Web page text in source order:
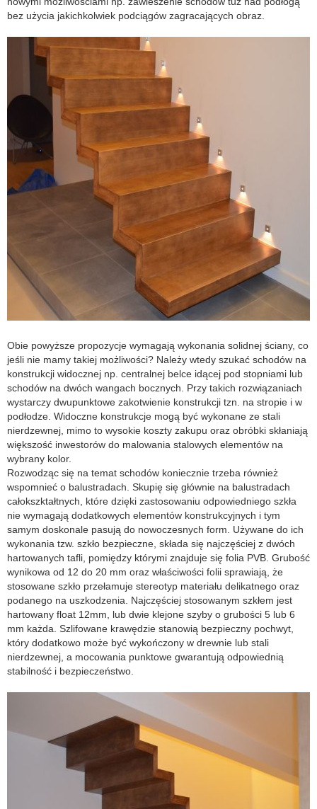
bez użycia jakichkolwiek podciągów zagracających obraz.
Obie powyższe propozycje wymagają wykonania solidnej ściany, co
jeśli nie mamy takiej możliwości? Należy wtedy szukać schodów na
konstrukcji widocznej np. centralnej belce idącej pod stopniami lub
schodów na dwóch wangach bocznych. Przy takich rozwiązaniach
wystarczy dwupunktowe zakotwienie konstrukcji tzn. na stropie i w
podłodze. Widoczne konstrukcje mogą być wykonane ze stali
nierdzewnej, mimo to wysokie koszty zakupu oraz obróbki skłaniają
większość inwestorów do malowania stalowych elementów na
wybrany kolor.
Rozwodząc się na temat schodów koniecznie trzeba również
wspomnieć o balustradach. Skupię się głównie na balustradach
całokszktałtnych, które dzięki zastosowaniu odpowiedniego szkła
nie wymagają dodatkowych elementów konstrukcyjnych i tym
samym doskonale pasują do nowoczesnych form. Używane do ich
wykonania tzw. szkło bezpieczne, składa się najczęściej z dwóch
hartowanych tafli, pomiędzy którymi znajduje się folia PVB. Grubość
wynikowa od 12 do 20 mm oraz właściwości folii sprawiają, że
stosowane szkło przełamuje stereotyp materiału delikatnego oraz
podanego na uszkodzenia. Najczęściej stosowanym szkłem jest
hartowany float 12mm, lub dwie klejone szyby o grubości 5 lub 6
mm każda. Szlifowane krawędzie stanowią bezpieczny pochwyt,
który dodatkowo może być wykończony w drewnie lub stali
nierdzewnej, a mocowania punktowe gwarantują odpowiednią
stabilność i bezpieczeństwo.